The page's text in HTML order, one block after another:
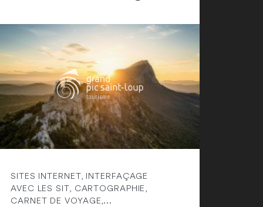
SITES INTERNET, INTERFAÇAGE
AVEC LES SIT, CARTOGRAPHIE,
CARNET DE VOYAGE,...